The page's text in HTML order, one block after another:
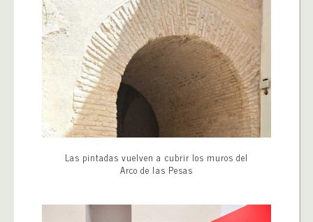
Las pintadas vuelven a cubrir los muros del
Arco de las Pesas